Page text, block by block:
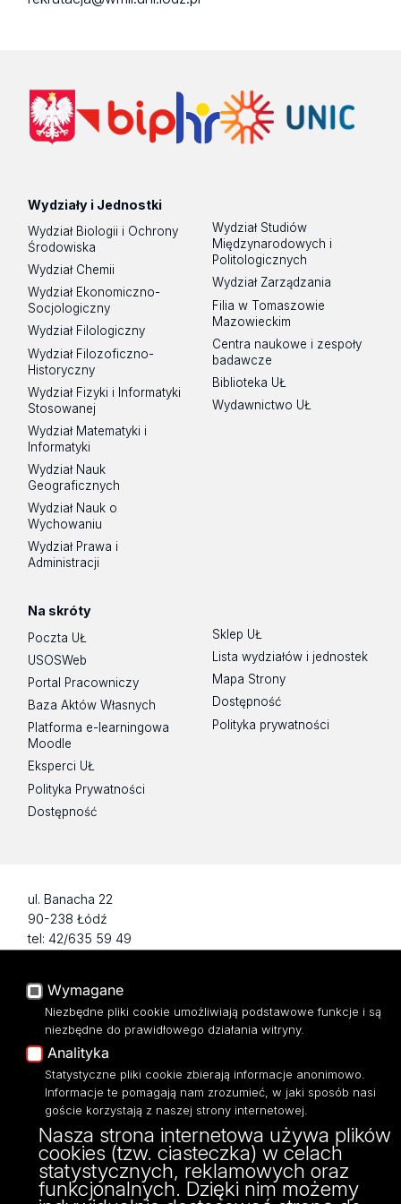
Wydziały i Jednostki
Wydział Biologii i Ochrony
Środowiska
Wydział Chemii
Wydział Ekonomiczno-
Socjologiczny
Wydział Filologiczny
Wydział Filozoficzno-
Historyczny
Wydział Fizyki i Informatyki
Stosowanej
Wydział Matematyki i
Informatyki
Wydział Nauk
Geograficznych
Wydział Nauk o
Wychowaniu
Wydział Prawa i
Administracji
Wydział Studiów
Międzynarodowych i
Politologicznych
Wydział Zarządzania
Filia w Tomaszowie
Mazowieckim
Centra naukowe i zespoły
badawcze
Biblioteka UŁ
Wydawnictwo UŁ
Na skróty
Poczta UŁ
USOSWeb
Portal Pracowniczy
Baza Aktów Własnych
Platforma e-learningowa
Moodle
Eksperci UŁ
Polityka Prywatności
Dostępność
Sklep UŁ
Lista wydziałów i jednostek
Mapa Strony
Dostępność
Polityka prywatności
ul. Banacha 22
90-238 Łódź
tel: 42/635 59 49
Projekt Multiportalu UŁ współfinansowany z funduszy Unii Europejskiej w
ramach konkursu NCBR
Wymagane
Niezbędne pliki cookie umożliwiają podstawowe funkcje i są
niezbędne do prawidłowego działania witryny.
Analityka
Statystyczne pliki cookie zbierają informacje anonimowo.
Informacje te pomagają nam zrozumieć, w jaki sposób nasi
goście korzystają z naszej strony internetowej.
Nasza strona internetowa używa plików
cookies (tzw. ciasteczka) w celach
statystycznych, reklamowych oraz
funkcjonalnych. Dzięki nim możemy